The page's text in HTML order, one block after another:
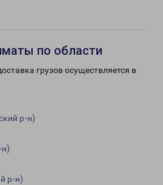
по области
грузов осуществляется в
р-н)
н)
р-н)